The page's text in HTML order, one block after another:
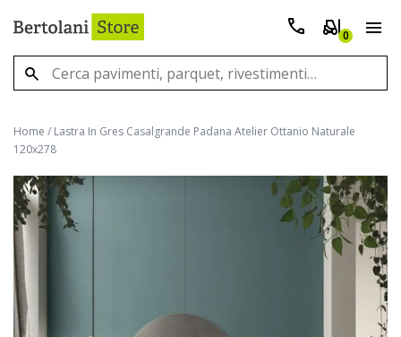
0
Home / Lastra In Gres Casalgrande Padana Atelier Ottanio Naturale
120x278